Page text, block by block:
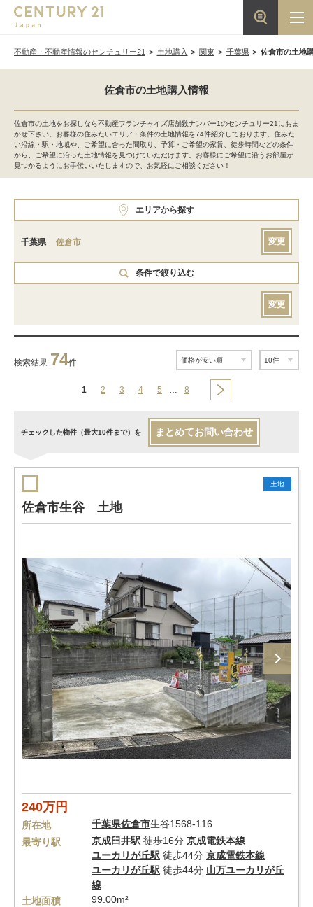
不動産・不動産情報のセンチュリー21 土地購入 関東 千葉県 佐倉市の土地
佐倉市の土地購入情報
佐倉市の土地をお探しなら不動産フランチャイズ店舗数ナンバー1のセンチュリー21におま
かせ下さい。お客様の住みたいエリア・条件の土地情報を74件紹介しております。住みた
い沿線・駅・地域や、ご希望に合った間取り、予算・ご希望の家賃、徒歩時間などの条件
から、ご希望に沿った土地情報を見つけていただけます。お客様にご希望に沿うお部屋が
見つかるようにお手伝いいたしますので、お気軽にご相談ください！
エリアから探す
千葉県 佐倉市 変更
条件で絞り込む
変更
検索結果 74件
1 2 3 4 5 … 8
チェックした物件（最大10件まで）を まとめてお問い合わせ
土地
佐倉市生谷 土地
240万円
所在地 千葉県佐倉市生谷1568-116
最寄り駅
京成臼井駅 徒歩16分 京成電鉄本線
ユーカリが丘駅 徒歩44分 京成電鉄本線
ユーカリが丘駅 徒歩44分 山万ユーカリが丘
線
土地面積
99.00m²